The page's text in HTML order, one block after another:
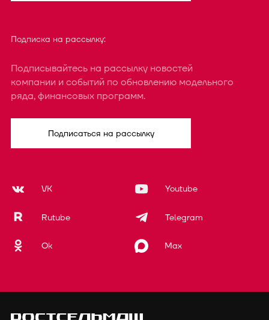
Подписка на рассылку:
Подписывайтесь на рассылку новостей
компании и событий по обновлению модельного
ряда, финансовых программ.
Подписаться на рассылку
VK Youtube
Rutube Telegram
Ok Max